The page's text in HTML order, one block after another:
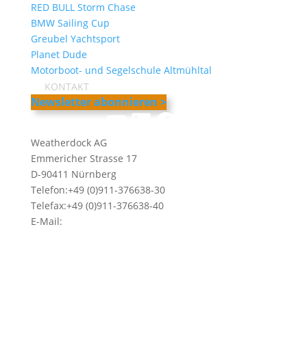
RED BULL Storm Chase
BMW Sailing Cup
Greubel Yachtsport
Planet Dude
Motorboot- und Segelschule Altmühltal
KONTAKT
Newsletter abonnieren >
YouTube
LinkedIn
Facebook
Weatherdock AG
Emmericher Strasse 17
D-90411 Nürnberg
Telefon:+49 (0)911-376638-30
Telefax:+49 (0)911-376638-40
E-Mail: